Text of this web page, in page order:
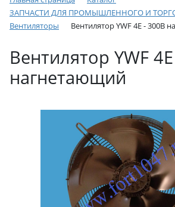
ЗАПЧАСТИ ДЛЯ ПРОМЫШЛЕННОГО И
Вентиляторы
Вентилятор YWF 4E - 300B
Вентилятор YWF
нагнетающий